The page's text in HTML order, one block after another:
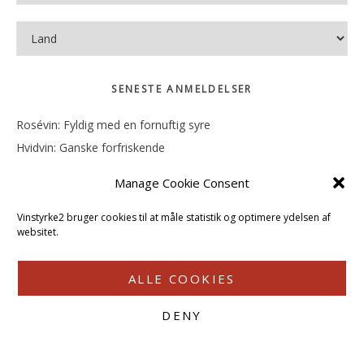
Manage Cookie Consent
Vinstyrke2 bruger cookies til at måle statistik og optimere ydelsen af
websitet.
ALLE COOKIES
DENY
SENESTE ANMELDELSER
Rosévin: Fyldig med en fornuftig syre
Hvidvin: Ganske forfriskende
Hvidvin: Smørfedme og tropisk sødme
Rosévin: Blød, rund og sødladen
COPYRIGHT © 2026 · VINSTYRKE2